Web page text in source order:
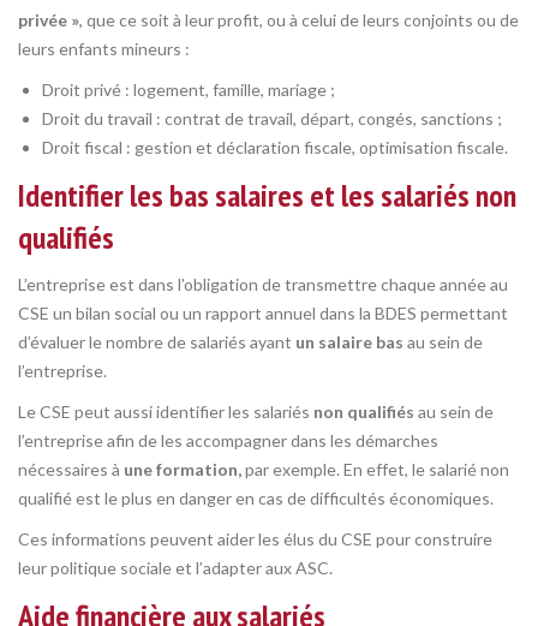
privée », que ce soit à leur profit, ou à celui de leurs conjoints ou de
leurs enfants mineurs :
Droit privé : logement, famille, mariage ;
Droit du travail : contrat de travail, départ, congés, sanctions ;
Droit fiscal : gestion et déclaration fiscale, optimisation fiscale.
Identifier les bas salaires et les salariés non
qualifiés
L’entreprise est dans l’obligation de transmettre chaque année au
CSE un bilan social ou un rapport annuel dans la BDES permettant
d’évaluer le nombre de salariés ayant un salaire bas au sein de
l’entreprise.
Le CSE peut aussi identifier les salariés non qualifiés au sein de
l’entreprise afin de les accompagner dans les démarches
nécessaires à une formation,par exemple. En effet, le salarié non
qualifié est le plus en danger en cas de difficultés économiques.
Ces informations peuvent aider les élus du CSE pour construire
leur politique sociale et l’adapter aux ASC.
Aide financière aux salariés